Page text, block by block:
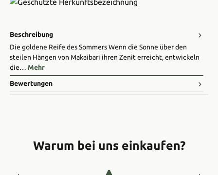
Beschreibung
Die goldene Reife des Sommers Wenn die Sonne über den
steilen Hängen von Makaibari ihren Zenit erreicht, entwickeln
die… Mehr
Bewertungen
Warum bei uns einkaufen?